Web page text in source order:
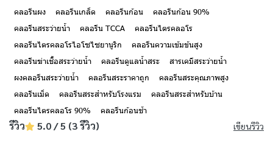
คลอรีนผง คลอรีนเกล็ด คลอรีนก้อน
คลอรีนก้อน 90%
คลอรีนสระว่ายน้ำ
คลอรีน TCCA
คลอรีนไตรคลอโร
คลอรีนไตรคลอโรไอโซไซยานูริก
คลอรีนความเข้มข้นสูง
คลอรีนฆ่าเชื้อสระว่ายน้ำ
คลอรีนดูแลน้ำสระ
สารเคมีสระว่ายน้ำ
ผงคลอรีนสระว่ายน้ำ
คลอรีนสระราคาถูก
คลอรีนสระคุณภาพสูง
คลอรีนเม็ด
คลอรีนสระสำหรับโรงแรม
คลอรีนสระสำหรับบ้าน
คลอรีนไตรคลอโร 90%
คลอรีนก้อนช้า
รีวิว 5.0 / 5 (3 รีวิว) เขียนรีวิว